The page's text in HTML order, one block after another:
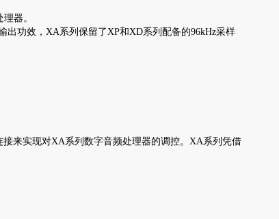
器。
功效，XA系列保留了XP和XD系列配备的96kHz采样
来实现对XA系列数字音频处理器的调控。XA系列凭借